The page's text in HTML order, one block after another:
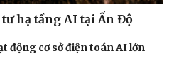
hạ tầng AI tại Ấn Độ
động cơ sở điện toán AI lớn